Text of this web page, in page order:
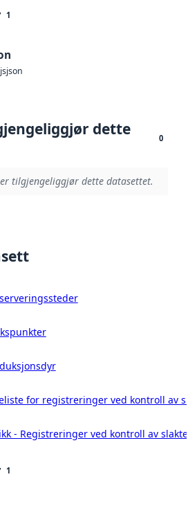
1
jsjson
dette
0
tilgjengeliggjør dette datasettet.
for registreringer ved kontroll av
- Registreringer ved kontroll av
1